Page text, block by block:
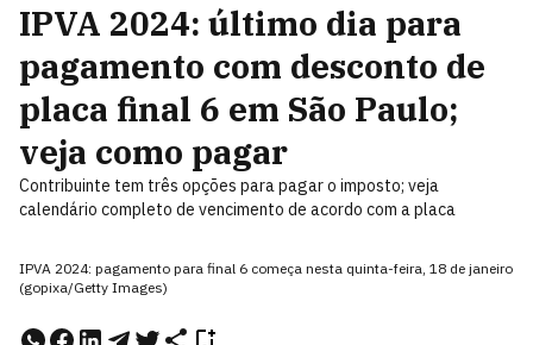
IPVA 2024: último dia para
pagamento com desconto de
placa final 6 em São Paulo;
veja como pagar
Contribuinte tem três opções para pagar o imposto; veja
calendário completo de vencimento de acordo com a placa
IPVA 2024: pagamento para final 6 começa nesta quinta-feira, 18 de janeiro
(gopixa/Getty Images)